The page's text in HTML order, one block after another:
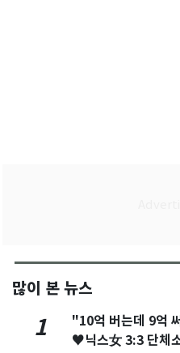
많이 본 뉴스
1
"10억 버는데 9억
♥닉스女 3:3 단체